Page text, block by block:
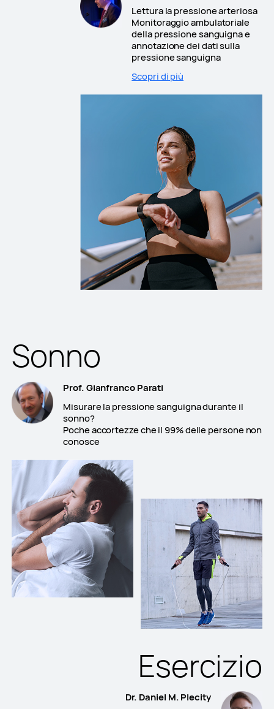
Lettura la pressione arteriosa
Monitoraggio ambulatoriale
della pressione sanguigna e
annotazione dei dati sulla
pressione sanguigna
Scopri di più
Sonno
Prof. Gianfranco Parati
Misurare la pressione sanguigna durante il
sonno?
Poche accortezze che il 99% delle persone non
conosce
Esercizio
Dr. Daniel M. Plecity